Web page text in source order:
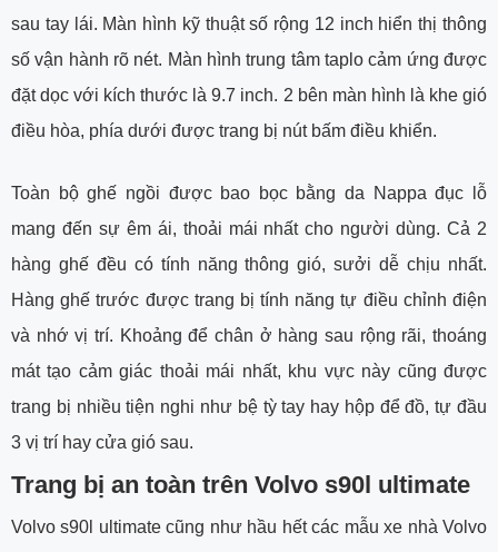
sau tay lái. Màn hình kỹ thuật số rộng 12 inch hiển thị thông
số vận hành rõ nét. Màn hình trung tâm taplo cảm ứng được
đặt dọc với kích thước là 9.7 inch. 2 bên màn hình là khe gió
điều hòa, phía dưới được trang bị nút bấm điều khiển.
Toàn bộ ghế ngồi được bao bọc bằng da Nappa đục lỗ
mang đến sự êm ái, thoải mái nhất cho người dùng. Cả 2
hàng ghế đều có tính năng thông gió, sưởi dễ chịu nhất.
Hàng ghế trước được trang bị tính năng tự điều chỉnh điện
và nhớ vị trí. Khoảng để chân ở hàng sau rộng rãi, thoáng
mát tạo cảm giác thoải mái nhất, khu vực này cũng được
trang bị nhiều tiện nghi như bệ tỳ tay hay hộp để đồ, tự đầu
3 vị trí hay cửa gió sau.
Trang bị an toàn trên Volvo s90l ultimate
Volvo s90l ultimate cũng như hầu hết các mẫu xe nhà Volvo